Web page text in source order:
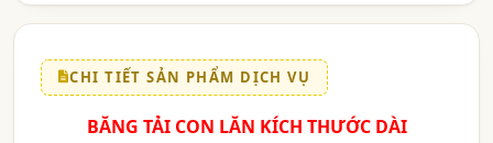
CHI TIẾT SẢN PHẨM DỊCH VỤ
BĂNG TẢI CON LĂN KÍCH THƯỚC DÀI